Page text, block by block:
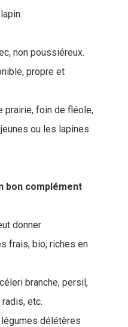
non poussiéreux.
propre et
prairie, foin de fléole,
ou les lapines
bon complément
donner
frais, bio, riches en
branche, persil,
etc.
délétères